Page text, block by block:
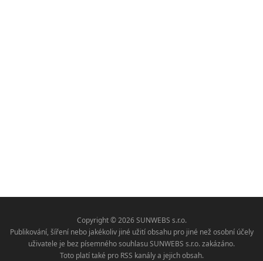
Copyright © 2026 SUNWEBS s.r.o.
Publikování, šíření nebo jakékoliv jiné užití obsahu pro jiné než osobní účely
uživatele je bez písemného souhlasu SUNWEBS s.r.o. zakázáno.
Toto platí také pro RSS kanály a jejich obsah.